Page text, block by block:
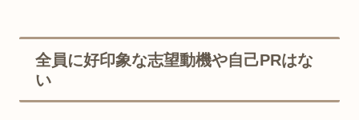
全員に好印象な志望動機や自己PRはな
い